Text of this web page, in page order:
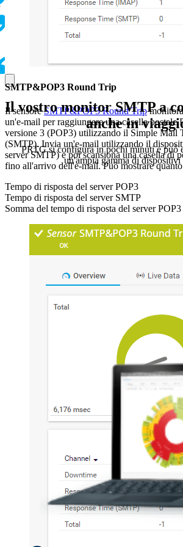
SMTP&POP3 Round Trip
Il sensoreSMTP&POP3 Round Trip
un'e-mail per raggiungere una casella postale
versione 3 (POP3) utilizzando il Simple Mail
(SMTP). Invia un'e-mail utilizzando il
server SMTP) e poi scansiona una casella di
fino all'arrivo dell'e-mail. Può mostrare quanto
Tempo di risposta del server POP3
Tempo di risposta del server SMTP
Somma del tempo di risposta del server
Il vostro monitor SMTP a
anche in
PRTG si configura in pochi minuti e può
un'ampia gamma di